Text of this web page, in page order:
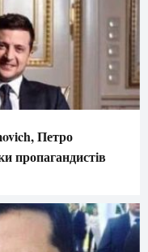
Петро
пропагандистів